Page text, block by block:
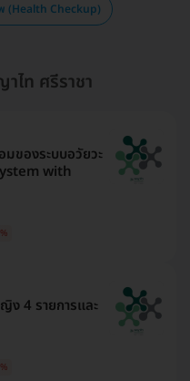
(Health Checkup)
ไท ศรีราชา
มของระบบอวัยวะ
with
ง 4 รายการและ